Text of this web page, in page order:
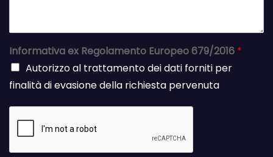
Informativa ex Regolamento Europeo 679/2016 *
Autorizzo al trattamento dei dati forniti per
finalità di evasione della richiesta pervenuta